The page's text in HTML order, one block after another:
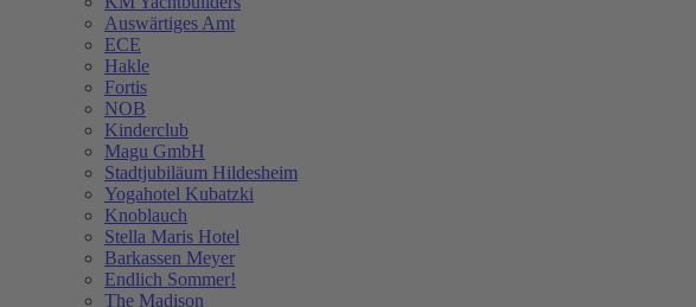
Auswärtiges Amt
ECE
Hakle
Fortis
NOB
Kinderclub
Magu GmbH
Stadtjubiläum Hildesheim
Yogahotel Kubatzki
Knoblauch
Stella Maris Hotel
Barkassen Meyer
Endlich Sommer!
The Madison